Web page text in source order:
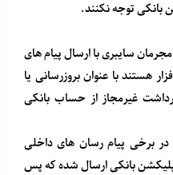
بانکی توجه نکنند.
سایبری با ارسال پیام های
هستند با عنوان بروزرسانی یا
غیرمجاز از حساب بانکی
در برخی پیام رسان های داخلی
بانکی ارسال شده که پس